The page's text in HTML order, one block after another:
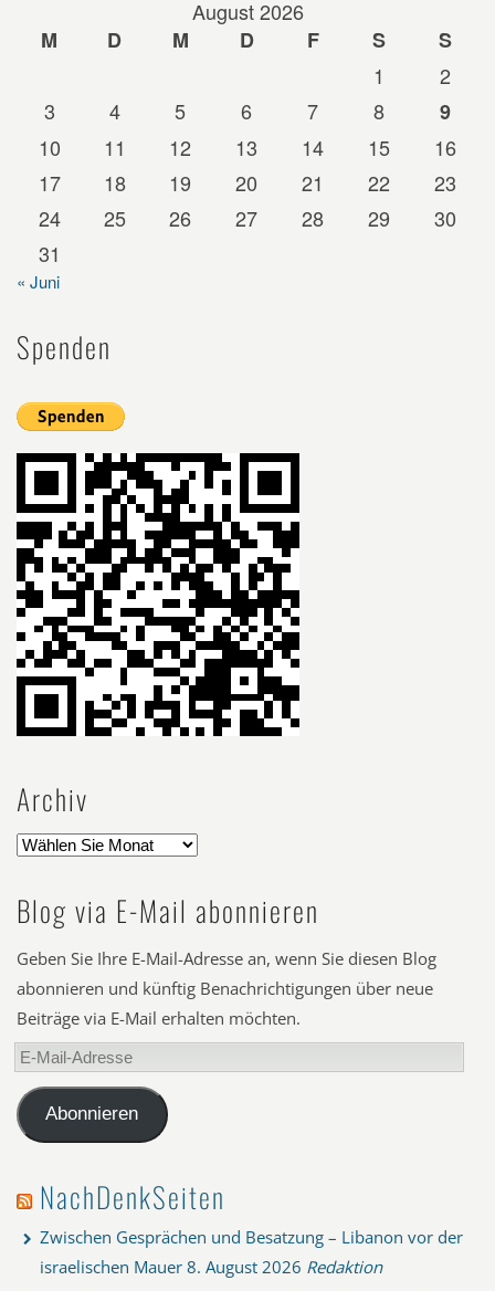
August 2026
M
D M D F S
S
1
2
3
4 5 6 7 8
9
10
11 12 13 14 15
16
17
18 19 20 21 22
23
24
25 26 27 28 29
30
31
« Juni
Spenden
Archiv
Blog via E-Mail abonnieren
Geben Sie Ihre E-Mail-Adresse an, wenn Sie diesen Blog
abonnieren und künftig Benachrichtigungen über neue
Beiträge via E-Mail erhalten möchten.
E-
Mail-
AdresseAbonnieren
NachDenkSeiten
Zwischen Gesprächen und Besatzung – Libanon vor der
israelischen Mauer 8. August 2026 Redaktion